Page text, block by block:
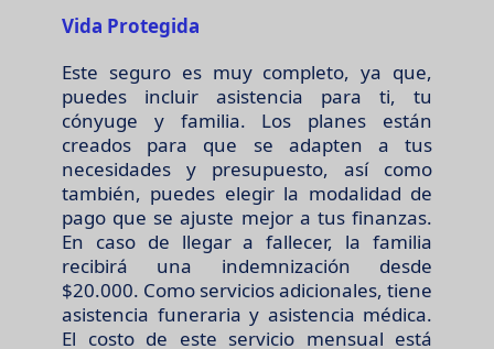
Vida Protegida
Este seguro es muy completo, ya que,
puedes incluir asistencia para ti, tu
cónyuge y familia. Los planes están
creados para que se adapten a tus
necesidades y presupuesto, así como
también, puedes elegir la modalidad de
pago que se ajuste mejor a tus finanzas.
En caso de llegar a fallecer, la familia
recibirá una indemnización desde
$20.000. Como servicios adicionales, tiene
asistencia funeraria y asistencia médica.
El costo de este servicio mensual está